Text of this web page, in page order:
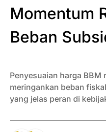
Momentum
Beban
Penyesuaian harga
meringankan beban
yang jelas peran di